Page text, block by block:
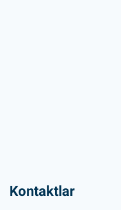
Kontaktlar